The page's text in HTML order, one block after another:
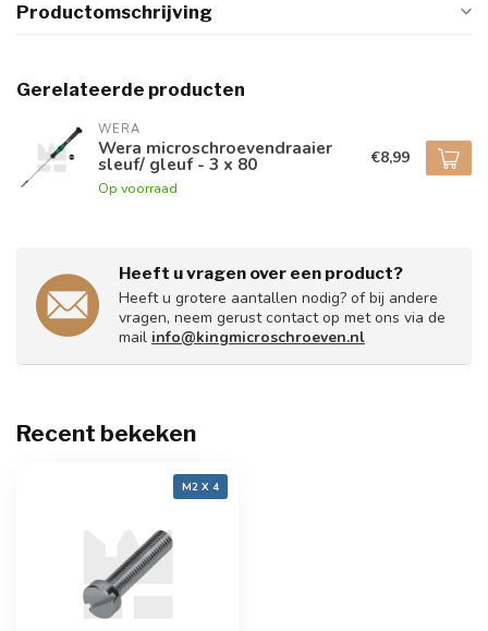
Productomschrijving
Gerelateerde producten
WERA
Wera microschroevendraaier
sleuf/ gleuf - 3 x 80
Op voorraad
€8,99
Heeft u vragen over een product?
Heeft u grotere aantallen nodig? of bij andere
vragen, neem gerust contact op met ons via de
mail info@kingmicroschroeven.nl
Recent bekeken
M2 X 4